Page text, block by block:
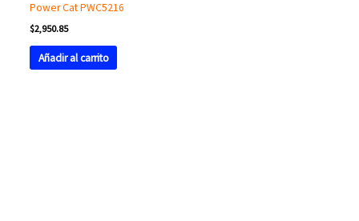
Power Cat PWC5216
$2,950.85
Añadir al carrito